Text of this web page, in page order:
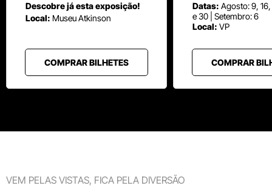
Descobre já esta exposição!
Local: MuseuAtkinson
COMPRAR BILHETES
Datas: Agosto: 9,
e 30 | Setembro: 6
Local: VP
COMPRAR
VEM PELAS VISTAS, FICA PELA DIVERSÃO